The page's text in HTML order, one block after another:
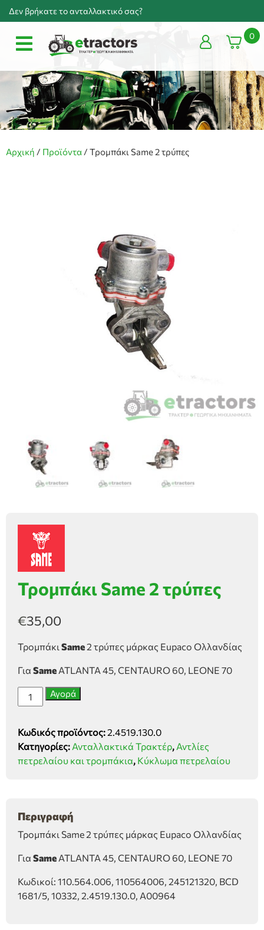
Δεν βρήκατε το ανταλλακτικό σας?
0
Αρχική / Προϊόντα / Τρομπάκι Same 2 τρύπες
Τρομπάκι Same 2 τρύπες
€35,00
Τρομπάκι Same2 τρύπες μάρκας Eupaco Ολλανδίας
Για Same ATLANTA 45, CENTAURO 60, LEONE 70
Τρομπάκι
Same
τρύπες
ποσότητα
Αγορά
Κωδικός προϊόντος:2.4519.130.0
Κατηγορίες: Ανταλλακτικά Τρακτέρ, Αντλίες
πετρελαίου και τρομπάκια, Κύκλωμα πετρελαίου
Περιγραφή
Τρομπάκι Same 2 τρύπες μάρκας Eupaco Ολλανδίας
Για Same ATLANTA 45, CENTAURO 60, LEONE 70
Κωδικοί: 110.564.006, 110564006, 245121320, BCD
1681/5, 10332, 2.4519.130.0, A00964